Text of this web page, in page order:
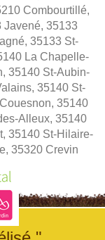
Combourtillé,
Javené, 35133
35133 St-
La Chapelle-
35140 St-Aubin-
35140 St-
35140
Alleux, 35140
35140 St-Hilaire-
35320 Crevin